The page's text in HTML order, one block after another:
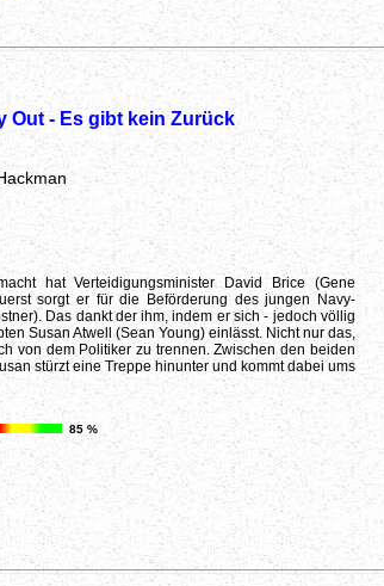
Out - Es gibt kein Zurück
hat Verteidigungsminister David Brice (Gene
sorgt er für die Beförderung des jungen Navy-
Das dankt der ihm, indem er sich - jedoch völlig
Susan Atwell (Sean Young) einlässt. Nicht nur das,
von dem Politiker zu trennen. Zwischen den beiden
stürzt eine Treppe hinunter und kommt dabei ums
85 %